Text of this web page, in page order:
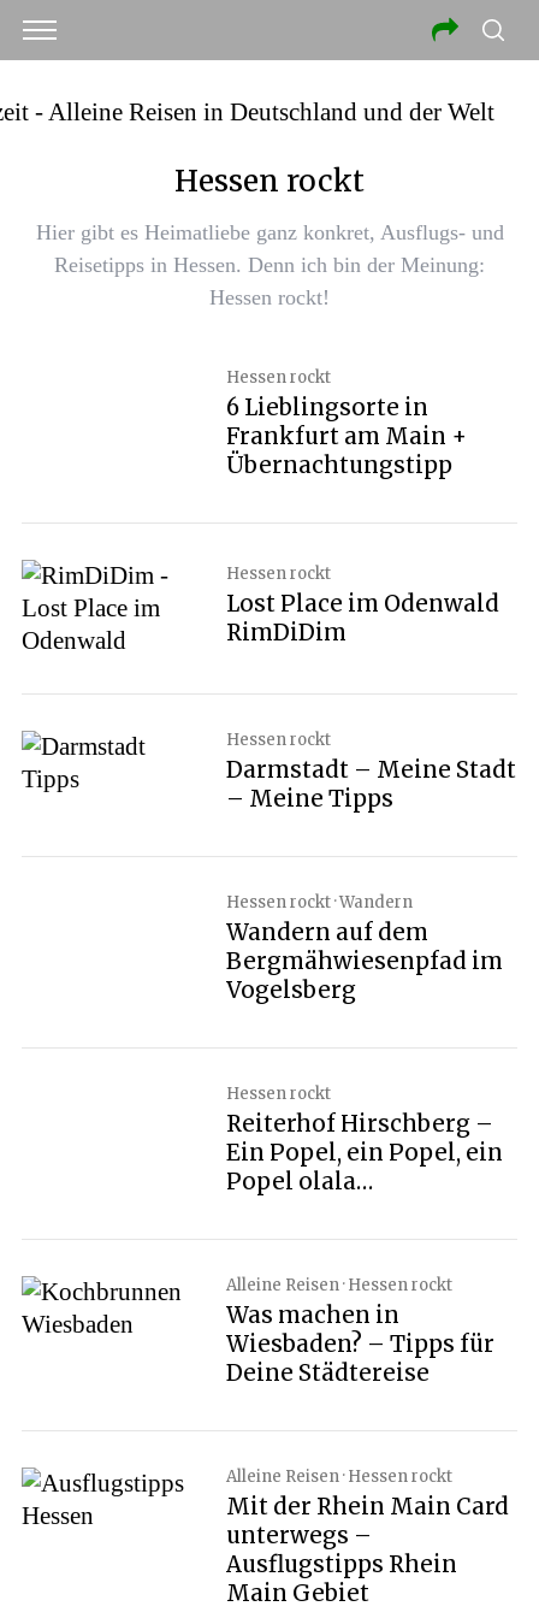
Hessen rockt
Hier gibt es Heimatliebe ganz konkret, Ausflugs- und
Reisetipps in Hessen. Denn ich bin der Meinung:
Hessen rockt!
Hessen rockt
6 Lieblingsorte in
Frankfurt am Main +
Übernachtungstipp
Hessen rockt
Lost Place im Odenwald
RimDiDim
Hessen rockt
Darmstadt – Meine Stadt
– Meine Tipps
Hessen rockt · Wandern
Wandern auf dem
Bergmähwiesenpfad im
Vogelsberg
Hessen rockt
Reiterhof Hirschberg –
Ein Popel, ein Popel, ein
Popel olala…
Alleine Reisen · Hessen rockt
Was machen in
Wiesbaden? – Tipps für
Deine Städtereise
Alleine Reisen · Hessen rockt
Mit der Rhein Main Card
unterwegs –
Ausflugstipps Rhein
Main Gebiet